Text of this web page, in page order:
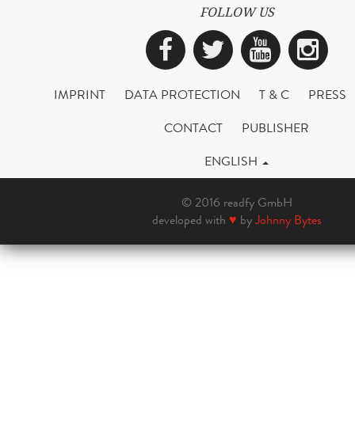
FOLLOW US
Facebook
Twitter
IMPRINT DATA PROTECTION T & C
PRESS
CONTACT
PUBLISHER
ENGLISH
© 2016 readfy GmbH
developed with ♥ byJohnny Bytes